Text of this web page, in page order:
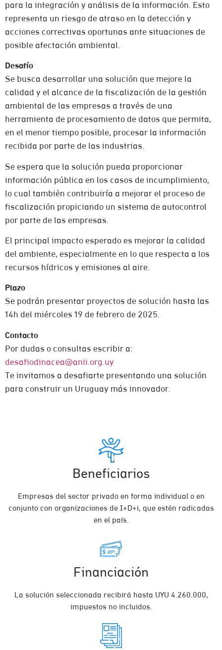
para la integración y análisis de la información. Esto
representa un riesgo de atraso en la detección y
acciones correctivas oportunas ante situaciones de
posible afectación ambiental.
Desafío
Se busca desarrollar una solución que mejore la
calidad y el alcance de la fiscalización de la gestión
ambiental de las empresas a través de una
herramienta de procesamiento de datos que permita,
en el menor tiempo posible, procesar la información
recibida por parte de las industrias.
Se espera que la solución pueda proporcionar
información pública en los casos de incumplimiento,
lo cual también contribuiría a mejorar el proceso de
fiscalización propiciando un sistema de autocontrol
por parte de las empresas.
El principal impacto esperado es mejorar la calidad
del ambiente, especialmente en lo que respecta a los
recursos hídricos y emisiones al aire.
Plazo
Se podrán presentar proyectos de solución hasta las
14h del miércoles 19 de febrero de 2025.
Contacto
Por dudas o consultas escribir a:
desafiodinacea@anii.org.uy
Te invitamos a desafiarte presentando una solución
para construir un Uruguay más innovador.
Beneficiarios
Empresas del sector privado en forma individual o en
conjunto con organizaciones de I+D+i, que estén radicadas
en el país.
Financiación
La solución seleccionada recibirá hasta UYU 4.260.000,
impuestos no incluidos.